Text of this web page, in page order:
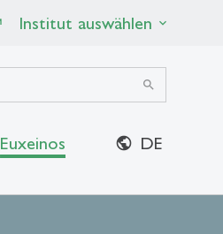
Institut auswählen
search
Euxeinos DE